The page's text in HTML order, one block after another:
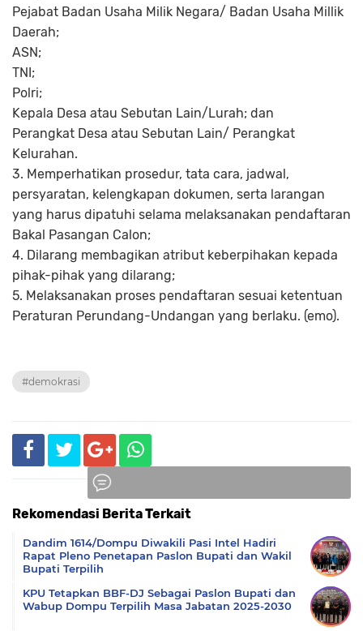
Pejabat Badan Usaha Milik Negara/ Badan Usaha Millik
Daerah;
ASN;
TNI;
Polri;
Kepala Desa atau Sebutan Lain/Lurah; dan
Perangkat Desa atau Sebutan Lain/ Perangkat
Kelurahan.
3. Memperhatikan prosedur, tata cara, jadwal,
persyaratan, kelengkapan dokumen, serta larangan
yang harus dipatuhi selama melaksanakan pendaftaran
Bakal Pasangan Calon;
4. Dilarang membagikan atribut keberpihakan kepada
pihak-pihak yang dilarang;
5. Melaksanakan proses pendaftaran sesuai ketentuan
Peraturan Perundang-Undangan yang berlaku. (emo).
#demokrasi
Rekomendasi Berita Terkait
Dandim 1614/Dompu Diwakili Pasi Intel Hadiri
Rapat Pleno Penetapan Paslon Bupati dan Wakil
Bupati Terpilih
KPU Tetapkan BBF-DJ Sebagai Paslon Bupati dan
Wabup Dompu Terpilih Masa Jabatan 2025-2030